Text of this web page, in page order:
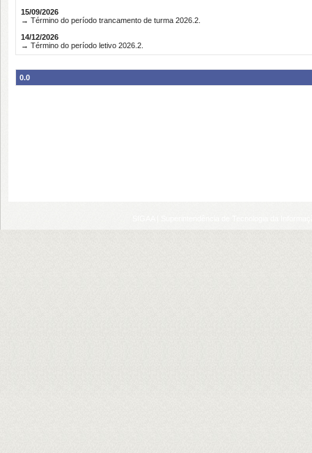
15/09/2026
→ Término do período trancamento de turma 2026.2.
14/12/2026
→ Término do período letivo 2026.2.
0.0